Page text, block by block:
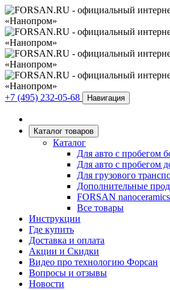
+7 (495) 232-05-68 Навигация
Каталог товаров
Каталог
Для авто с пробегом
Для авто с пробегом
Для грузового
Дополнительные
FORSAN
Все товары
Инструкции
Где купить
Доставка и оплата
Акции и Скидки
Видео про технологию Форсан
Вопросы и отзывы
Новости